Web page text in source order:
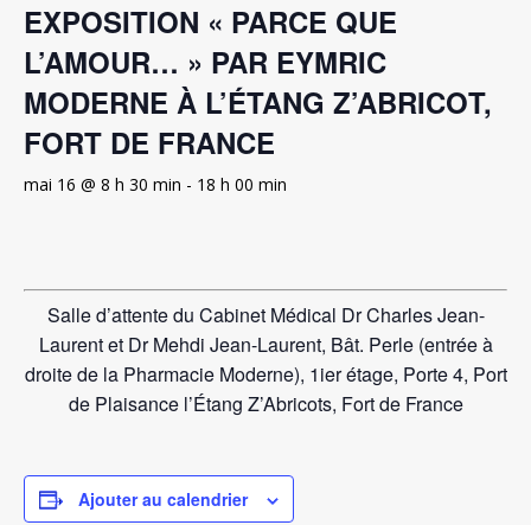
EXPOSITION « PARCE QUE
L’AMOUR… » PAR EYMRIC
MODERNE À L’ÉTANG Z’ABRICOT,
FORT DE FRANCE
mai 16 @ 8 h 30 min - 18 h 00 min
Salle d’attente du Cabinet Médical Dr Charles Jean-
Laurent et Dr Mehdi Jean-Laurent, Bât. Perle (entrée à
droite de la Pharmacie Moderne), 1ier étage, Porte 4, Port
de Plaisance l’Étang Z’Abricots, Fort de France
Ajouter au calendrier